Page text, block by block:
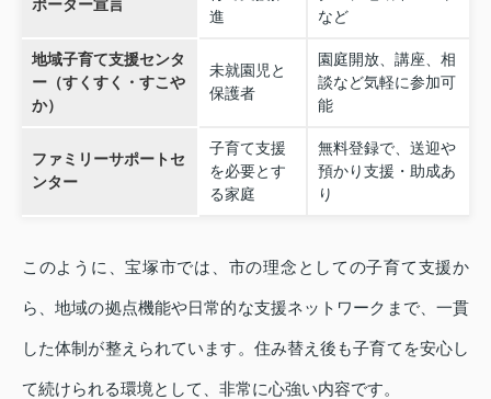
ポーター宣言
進
など
地域子育て支援センタ
ー（すくすく・すこや
か）
未就園児と
保護者
園庭開放、講座、相
談など気軽に参加可
能
ファミリーサポートセ
ンター
子育て支援
を必要とす
る家庭
無料登録で、送迎や
預かり支援・助成あ
り
このように、宝塚市では、市の理念としての子育て支援か
ら、地域の拠点機能や日常的な支援ネットワークまで、一貫
した体制が整えられています。住み替え後も子育てを安心し
て続けられる環境として、非常に心強い内容です。